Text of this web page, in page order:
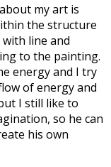
my art is
the structure
line and
to the painting.
energy and I try
of energy and
I still like to
so he can
his own